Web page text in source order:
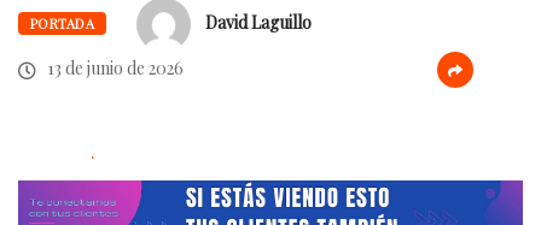
PORTADA
David Laguillo
13 de junio de 2026
.